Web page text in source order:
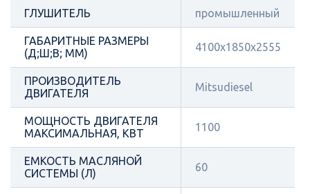
ГЛУШИТЕЛЬ промышленный
ГАБАРИТНЫЕ РАЗМЕРЫ
(Д;Ш;В; ММ)
4100х1850х2555
ПРОИЗВОДИТЕЛЬ
ДВИГАТЕЛЯ
Mitsudiesel
МОЩНОСТЬ ДВИГАТЕЛЯ
МАКСИМАЛЬНАЯ, КВТ
1100
ЕМКОСТЬ МАСЛЯНОЙ
СИСТЕМЫ (Л)
60